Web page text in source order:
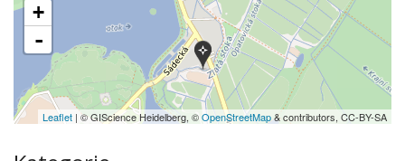
+
-
Leaflet | © GIScience Heidelberg, ©OpenStreetMap& contributors, CC-BY-SA